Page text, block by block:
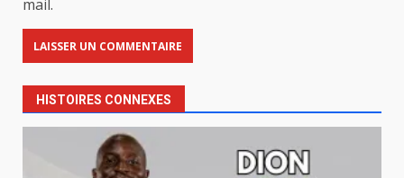
mail.
HISTOIRES CONNEXES